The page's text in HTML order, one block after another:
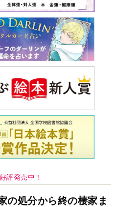
評発売中！
の処分から終の棲家ま